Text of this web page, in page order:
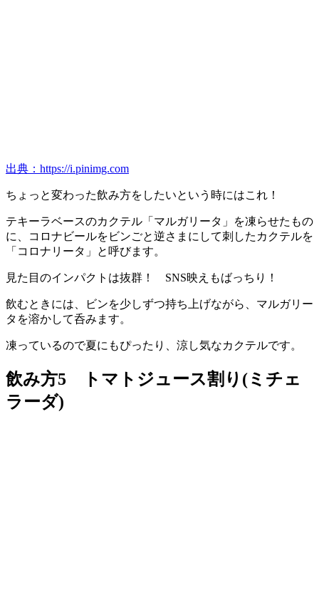
出典：https://i.pinimg.com
ちょっと変わった飲み方をしたいという時にはこれ！
テキーラベースのカクテル「マルガリータ」を凍らせたもの
に、コロナビールをビンごと逆さまにして刺したカクテルを
「コロナリータ」と呼びます。
見た目のインパクトは抜群！ SNS映えもばっちり！
飲むときには、ビンを少しずつ持ち上げながら、マルガリー
タを溶かして呑みます。
凍っているので夏にもぴったり、涼し気なカクテルです。
飲み方5 トマトジュース割り(ミチェ
ラーダ)